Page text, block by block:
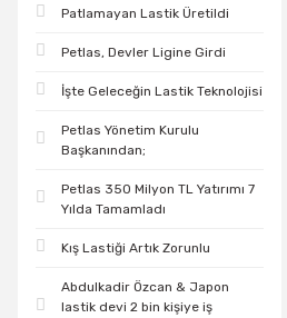
Patlamayan Lastik Üretildi
Petlas, Devler Ligine Girdi
İşte Geleceğin Lastik Teknolojisi
Petlas Yönetim Kurulu
Başkanından;
Petlas 350 Milyon TL Yatırımı 7
Yılda Tamamladı
Kış Lastiği Artık Zorunlu
Abdulkadir Özcan & Japon
lastik devi 2 bin kişiye iş